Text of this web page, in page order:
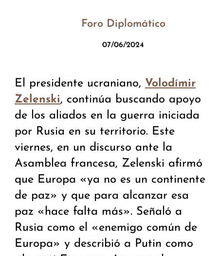
Foro Diplomático
07/06/2024
El presidente ucraniano, Volodímir
Zelenski, continúa buscando apoyo
de los aliados en la guerra iniciada
por Rusia en su territorio. Este
viernes, en un discurso ante la
Asamblea francesa, Zelenski afirmó
que Europa «ya no es un continente
de paz» y que para alcanzar esa
paz «hace falta más». Señaló a
Rusia como el «enemigo común de
Europa» y describió a Putin como